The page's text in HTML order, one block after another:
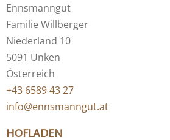
Ennsmanngut
Familie Willberger
Niederland 10
5091 Unken
Österreich
+43 6589 43 27
info@ennsmanngut.at
HOFLADEN